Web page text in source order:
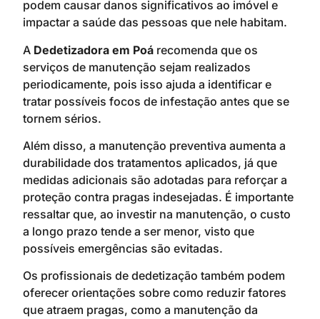
podem causar danos significativos ao imóvel e
impactar a saúde das pessoas que nele habitam.
A Dedetizadora em Poá recomenda que os
serviços de manutenção sejam realizados
periodicamente, pois isso ajuda a identificar e
tratar possíveis focos de infestação antes que se
tornem sérios.
Além disso, a manutenção preventiva aumenta a
durabilidade dos tratamentos aplicados, já que
medidas adicionais são adotadas para reforçar a
proteção contra pragas indesejadas. É importante
ressaltar que, ao investir na manutenção, o custo
a longo prazo tende a ser menor, visto que
possíveis emergências são evitadas.
Os profissionais de dedetização também podem
oferecer orientações sobre como reduzir fatores
que atraem pragas, como a manutenção da